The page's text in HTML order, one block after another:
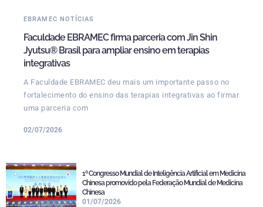
EBRAMEC NOTÍCIAS
Faculdade EBRAMEC firma parceria com Jin Shin
Jyutsu® Brasil para ampliar ensino em terapias
integrativas
A Faculdade EBRAMEC deu mais um importante passo no
fortalecimento do ensino das terapias integrativas ao firmar
uma parceria com
02/07/2026
1º Congresso Mundial de Inteligência Artificial em Medicina
Chinesa promovido pela Federação Mundial de Medicina
Chinesa
01/07/2026